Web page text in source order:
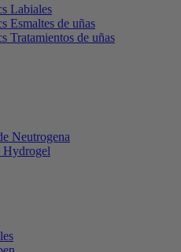
Labiales
Esmaltes de uñas
Tratamientos de uñas
Neutrogena
Hydrogel